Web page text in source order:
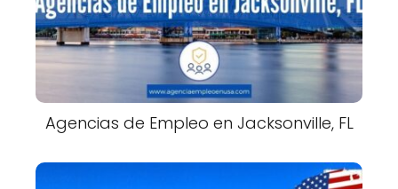
Agencias de Empleo en Jacksonville, FL